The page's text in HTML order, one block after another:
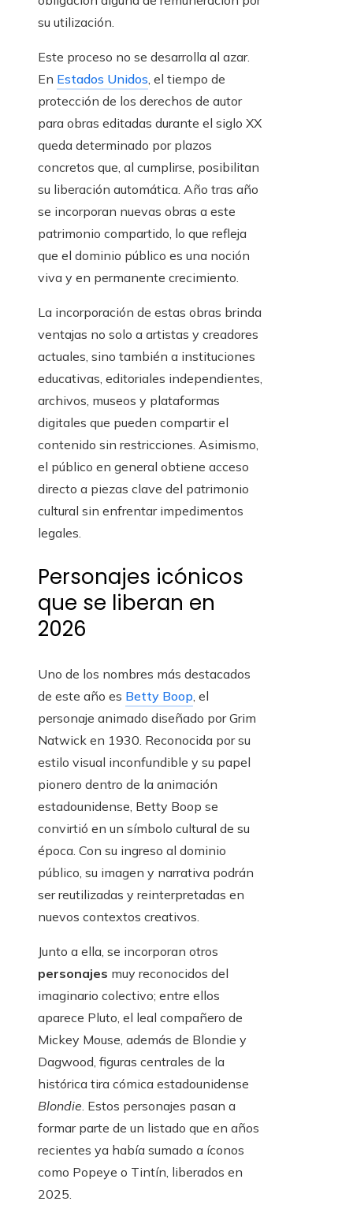
su utilización.
Este proceso no se desarrolla al azar.
En Estados Unidos, el tiempo de
protección de los derechos de autor
para obras editadas durante el siglo XX
queda determinado por plazos
concretos que, al cumplirse, posibilitan
su liberación automática. Año tras año
se incorporan nuevas obras a este
patrimonio compartido, lo que refleja
que el dominio público es una noción
viva y en permanente crecimiento.
La incorporación de estas obras brinda
ventajas no solo a artistas y creadores
actuales, sino también a instituciones
educativas, editoriales independientes,
archivos, museos y plataformas
digitales que pueden compartir el
contenido sin restricciones. Asimismo,
el público en general obtiene acceso
directo a piezas clave del patrimonio
cultural sin enfrentar impedimentos
legales.
Personajes icónicos
que se liberan en
2026
Uno de los nombres más destacados
de este año es Betty Boop, el
personaje animado diseñado por Grim
Natwick en 1930. Reconocida por su
estilo visual inconfundible y su papel
pionero dentro de la animación
estadounidense, Betty Boop se
convirtió en un símbolo cultural de su
época. Con su ingreso al dominio
público, su imagen y narrativa podrán
ser reutilizadas y reinterpretadas en
nuevos contextos creativos.
Junto a ella, se incorporan otros
personajes muy reconocidos del
imaginario colectivo; entre ellos
aparece Pluto, el leal compañero de
Mickey Mouse, además de Blondie y
Dagwood, figuras centrales de la
histórica tira cómica estadounidense
Blondie. Estos personajes pasan a
formar parte de un listado que en años
recientes ya había sumado a íconos
como Popeye o Tintín, liberados en
2025.